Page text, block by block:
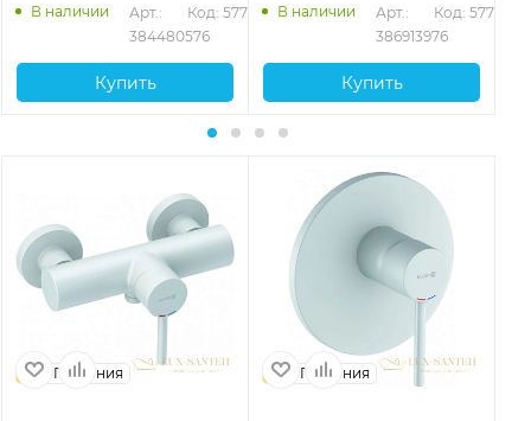
В наличии
Арт.:
384480576
Код: 57707
Купить
В наличии
Арт.:
386913976
Код: 57719
Купить
Германия Германия